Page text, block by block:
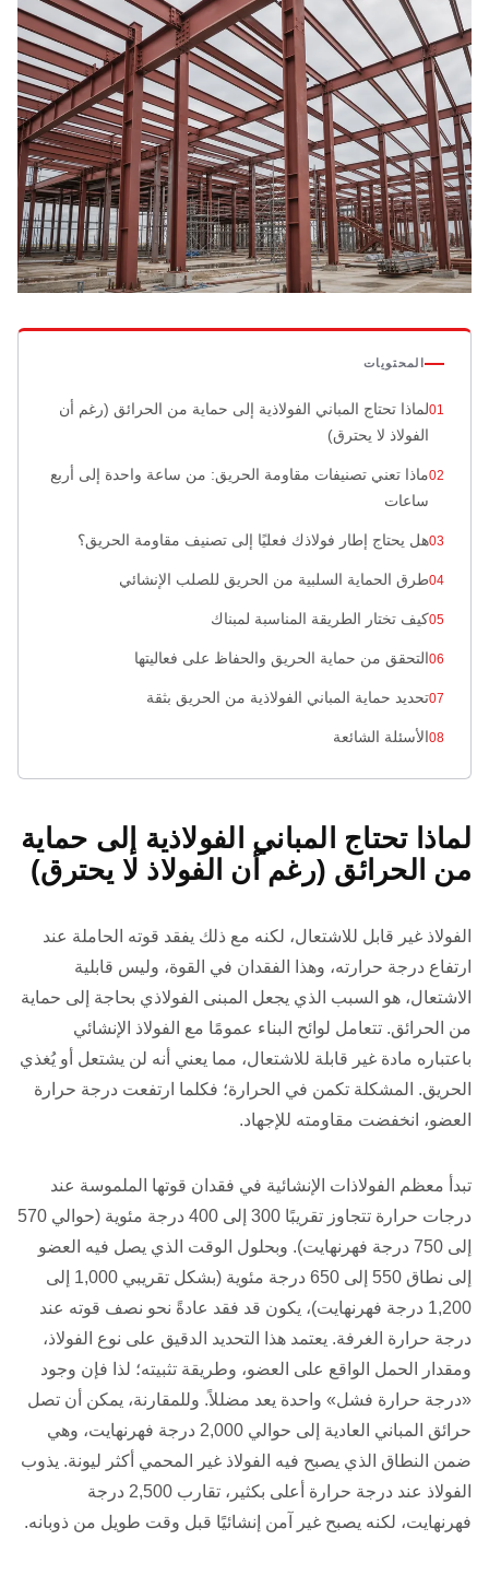
المحتويات
لماذا تحتاج المباني الفولاذية إلى حماية من الحرائق (رغم أن
الفولاذ لا يحترق)
ماذا تعني تصنيفات مقاومة الحريق: من ساعة واحدة إلى أربع
ساعات
هل يحتاج إطار فولاذك فعليًا إلى تصنيف مقاومة الحريق؟
طرق الحماية السلبية من الحريق للصلب الإنشائي
كيف تختار الطريقة المناسبة لمبناك
التحقق من حماية الحريق والحفاظ على فعاليتها
تحديد حماية المباني الفولاذية من الحريق بثقة
الأسئلة الشائعة
لماذا تحتاج المباني الفولاذية إلى حماية
من الحرائق (رغم أن الفولاذ لا يحترق)
الفولاذ غير قابل للاشتعال، لكنه مع ذلك يفقد قوته الحاملة عند
ارتفاع درجة حرارته، وهذا الفقدان في القوة، وليس قابلية
الاشتعال، هو السبب الذي يجعل المبنى الفولاذي بحاجة إلى حماية
من الحرائق. تتعامل لوائح البناء عمومًا مع الفولاذ الإنشائي
باعتباره مادة غير قابلة للاشتعال، مما يعني أنه لن يشتعل أو يُغذي
الحريق. المشكلة تكمن في الحرارة؛ فكلما ارتفعت درجة حرارة
العضو، انخفضت مقاومته للإجهاد.
تبدأ معظم الفولاذات الإنشائية في فقدان قوتها الملموسة عند
درجات حرارة تتجاوز تقريبًا 300 إلى 400 درجة مئوية (حوالي 570
إلى 750 درجة فهرنهايت). وبحلول الوقت الذي يصل فيه العضو
إلى نطاق 550 إلى 650 درجة مئوية (بشكل تقريبي 1,000 إلى
1,200 درجة فهرنهايت)، يكون قد فقد عادةً نحو نصف قوته عند
درجة حرارة الغرفة. يعتمد هذا التحديد الدقيق على نوع الفولاذ،
ومقدار الحمل الواقع على العضو، وطريقة تثبيته؛ لذا فإن وجود
«درجة حرارة فشل» واحدة يعد مضللاً. وللمقارنة، يمكن أن تصل
حرائق المباني العادية إلى حوالي 2,000 درجة فهرنهايت، وهي
ضمن النطاق الذي يصبح فيه الفولاذ غير المحمي أكثر ليونة. يذوب
الفولاذ عند درجة حرارة أعلى بكثير، تقارب 2,500 درجة
فهرنهايت، لكنه يصبح غير آمن إنشائيًا قبل وقت طويل من ذوبانه.